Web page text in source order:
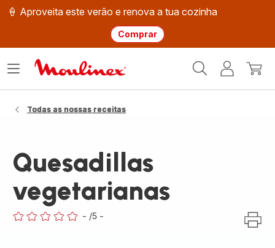
🍦 Aproveita este verão e renova a tua cozinha
Comprar
Moulinex
O
Abrir
Todas as nossas receitas
Quesadillas
vegetarianas
- /5 -